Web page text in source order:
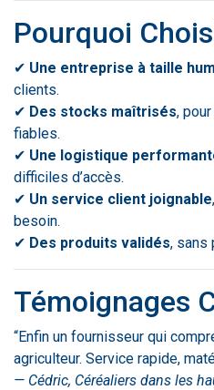
Pourquoi
✔ Une entreprise à taille
clients.
✔ Des stocks maîtrisés,
fiables.
✔ Une logistique
difficiles d’accès.
✔ Un service client joignable
besoin.
✔ Des produits validés, sans
Témoignages
“Enfin un fournisseur qui
agriculteur. Service rapide,
— Cédric, Céréaliers dans les